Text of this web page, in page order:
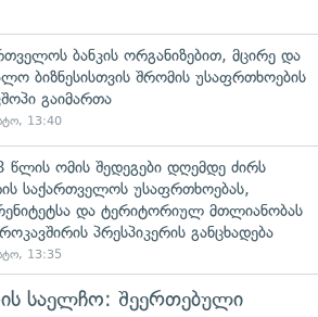
ბანკის ორგანიზებით, მცირე და
ბიზნესისთვის შრომის უსაფრთხოების
გაიმართა
13:40
წლის ომის შედეგები დღემდე ძირს
საქართველოს უსაფრთხოებას,
და ტერიტორიულ მთლიანობას
პრესპიკერის განცხადება
13:35
ის საელჩო: შეერთებული